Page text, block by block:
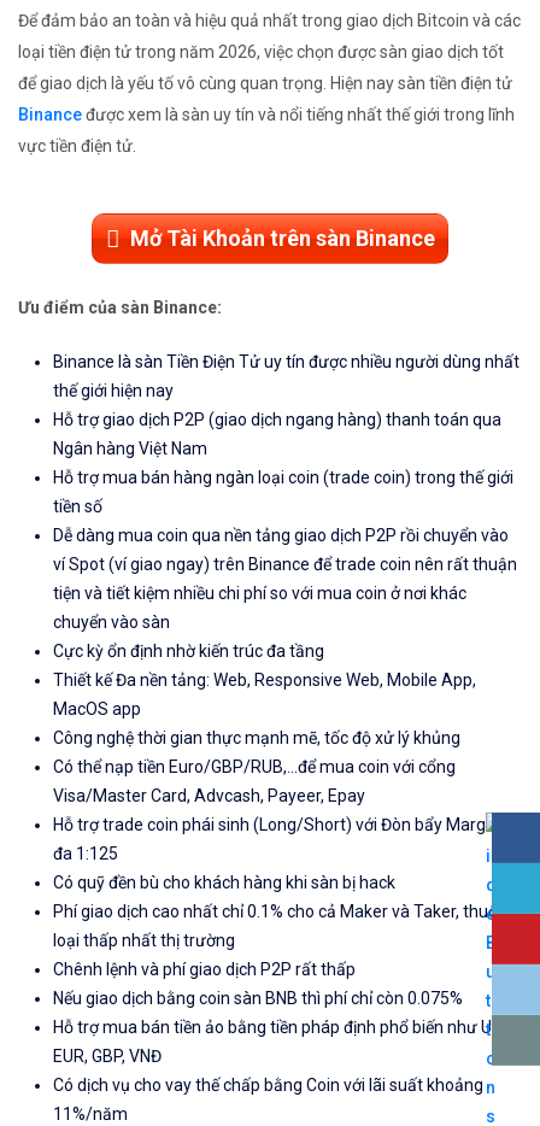
Để đảm bảo an toàn và hiệu quả nhất trong giao dịch Bitcoin và các
loại tiền điện tử trong năm 2026, việc chọn được sàn giao dịch tốt
để giao dịch là yếu tố vô cùng quan trọng. Hiện nay sàn tiền điện tử
Binanceđược xem là sàn uy tín và nổi tiếng nhất thế giới trong lĩnh
vực tiền điện tử.
Mở Tài Khoản trên sàn Binance
Ưu điểm của sàn Binance:
Binance là sàn Tiền Điện Tử uy tín được nhiều người dùng nhất
thế giới hiện nay
Hỗ trợ giao dịch P2P (giao dịch ngang hàng) thanh toán qua
Ngân hàng Việt Nam
Hỗ trợ mua bán hàng ngàn loại coin (trade coin) trong thế giới
tiền số
Dễ dàng mua coin qua nền tảng giao dịch P2P rồi chuyển vào
ví Spot (ví giao ngay) trên Binance để trade coin nên rất thuận
tiện và tiết kiệm nhiều chi phí so với mua coin ở nơi khác
chuyển vào sàn
Cực kỳ ổn định nhờ kiến trúc đa tầng
Thiết kế Đa nền tảng: Web, Responsive Web, Mobile App,
MacOS app
Công nghệ thời gian thực mạnh mẽ, tốc độ xử lý khủng
Có thể nạp tiền Euro/GBP/RUB,...để mua coin với cổng
Visa/Master Card, Advcash, Payeer, Epay
Hỗ trợ trade coin phái sinh (Long/Short) với Đòn bẩy Margin tối
đa 1:125
Có quỹ đền bù cho khách hàng khi sàn bị hack
Phí giao dịch cao nhất chỉ 0.1% cho cả Maker và Taker, thuộc
loại thấp nhất thị trường
Chênh lệnh và phí giao dịch P2P rất thấp
Nếu giao dịch bằng coin sàn BNB thì phí chỉ còn 0.075%
Hỗ trợ mua bán tiền ảo bằng tiền pháp định phổ biến như USD,
EUR, GBP, VNĐ
Có dịch vụ cho vay thế chấp bằng Coin với lãi suất khoảng
11%/năm